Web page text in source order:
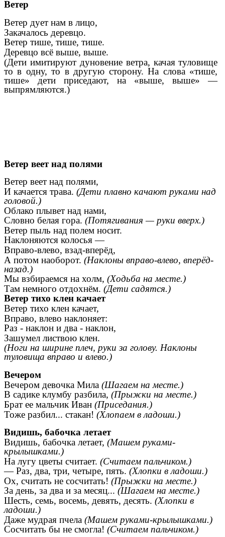
Ветер
Ветер дует нам в лицо,
Закачалось деревцо.
Ветер тише, тише, тише.
Деревцо всё выше, выше.
(Дети имитируют дуновение ветра, качая туловище
то в одну, то в другую сторону. На слова «тише,
тише» дети приседают, на «выше, выше» —
выпрямляются.)
Ветер веет над полями
Ветер веет над полями,
И качается трава. (Дети плавно качают руками над
головой.)
Облако плывет над нами,
Словно белая гора. (Потягивания — руки вверх.)
Ветер пыль над полем носит.
Наклоняются колосья —
Вправо-влево, взад-вперёд,
А потом наоборот. (Наклоны вправо-влево, вперёд-
назад.)
Мы взбираемся на холм, (Ходьба на месте.)
Там немного отдохнём. (Дети садятся.)
Ветер тихо клен качает
Ветер тихо клен качает,
Вправо, влево наклоняет:
Раз - наклон и два - наклон,
Зашумел листвою клен.
(Ноги на ширине плеч, руки за голову. Наклоны
туловища вправо и влево.)
Вечером
Вечером девочка Мила (Шагаем на месте.)
В садике клумбу разбила, (Прыжки на месте.)
Брат ее мальчик Иван (Приседания.)
Тоже разбил... стакан! (Хлопаем в ладоши.)
Видишь, бабочка летает
Видишь, бабочка летает, (Машем руками-
крылышками.)
На лугу цветы считает. (Считаем пальчиком.)
— Раз, два, три, четыре, пять. (Хлопки в ладоши.)
Ох, считать не сосчитать! (Прыжки на месте.)
За день, за два и за месяц... (Шагаем на месте.)
Шесть, семь, восемь, девять, десять. (Хлопки в
ладоши.)
Даже мудрая пчела (Машем руками-крылышками.)
Сосчитать бы не смогла! (Считаем пальчиком.)